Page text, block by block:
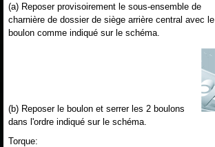
(a) Reposer provisoirement le sous-ensemble de
charnière de dossier de siège arrière central avec le
boulon comme indiqué sur le schéma.
(b) Reposer le boulon et serrer les 2 boulons
dans l'ordre indiqué sur le schéma.
Torque: